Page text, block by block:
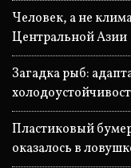
Человек, а не
Центральной Азии
Загадка рыб:
Пластиковый
оказалось в